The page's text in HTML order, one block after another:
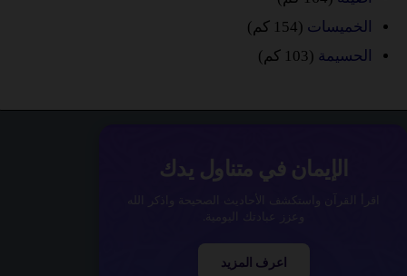
الخميسات(154 كم)
الحسيمة(103 كم)
الإيمان في متناول يدك
اعرف المزيد